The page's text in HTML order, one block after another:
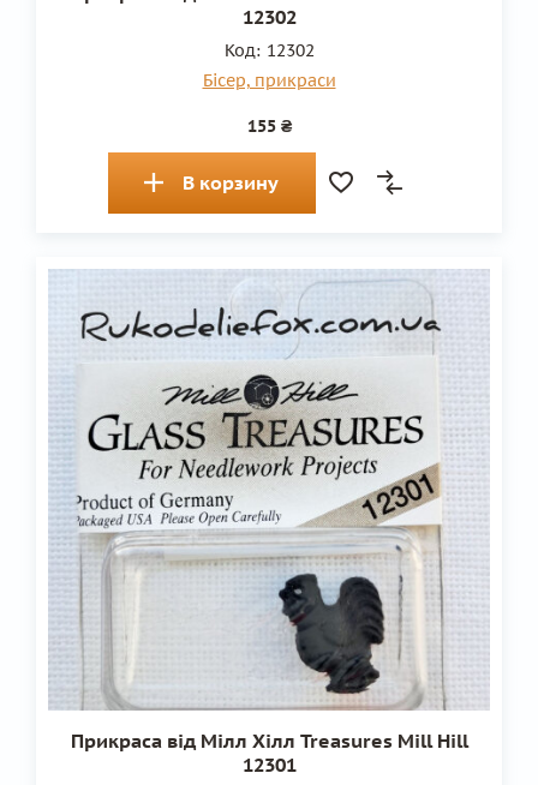
12302
Код: 12302
Бісер, прикраси
155 ₴
В корзину
Прикраса від Мілл Хілл Treasures Mill Hill
12301